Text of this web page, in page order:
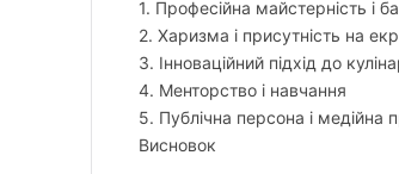
1. Професійна майстерність і
2. Харизма і присутність на
3. Інноваційний підхід до
4. Менторство і навчання
5. Публічна персона і медійна
Висновок